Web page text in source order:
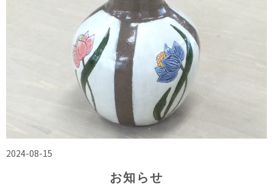
2024-08-15
お知らせ